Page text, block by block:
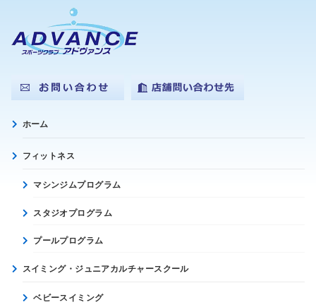
ホーム
フィットネス
マシンジムプログラム
スタジオプログラム
プールプログラム
スイミング・ジュニアカルチャースクール
ベビースイミング